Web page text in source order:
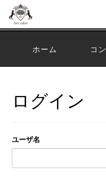
ホーム コ
ログイン
ユーザ名